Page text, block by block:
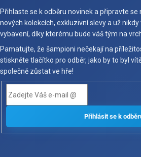
Přihlaste se k odběru novinek a připravte
nových kolekcích, exkluzivní slevy a už
vybavení, díky kterému bude váš tým na
Pamatujte, že šampioni nečekají na
stiskněte tlačítko pro odběr, jako by to byl
společně zůstat ve hře!